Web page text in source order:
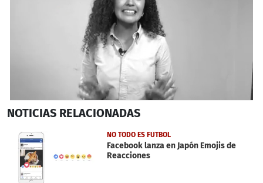
seconds
minutes,
28
seconds
NOTICIAS RELACIONADAS
NO TODO ES FUTBOL
Facebook lanza en Japón Emojis de
Reacciones